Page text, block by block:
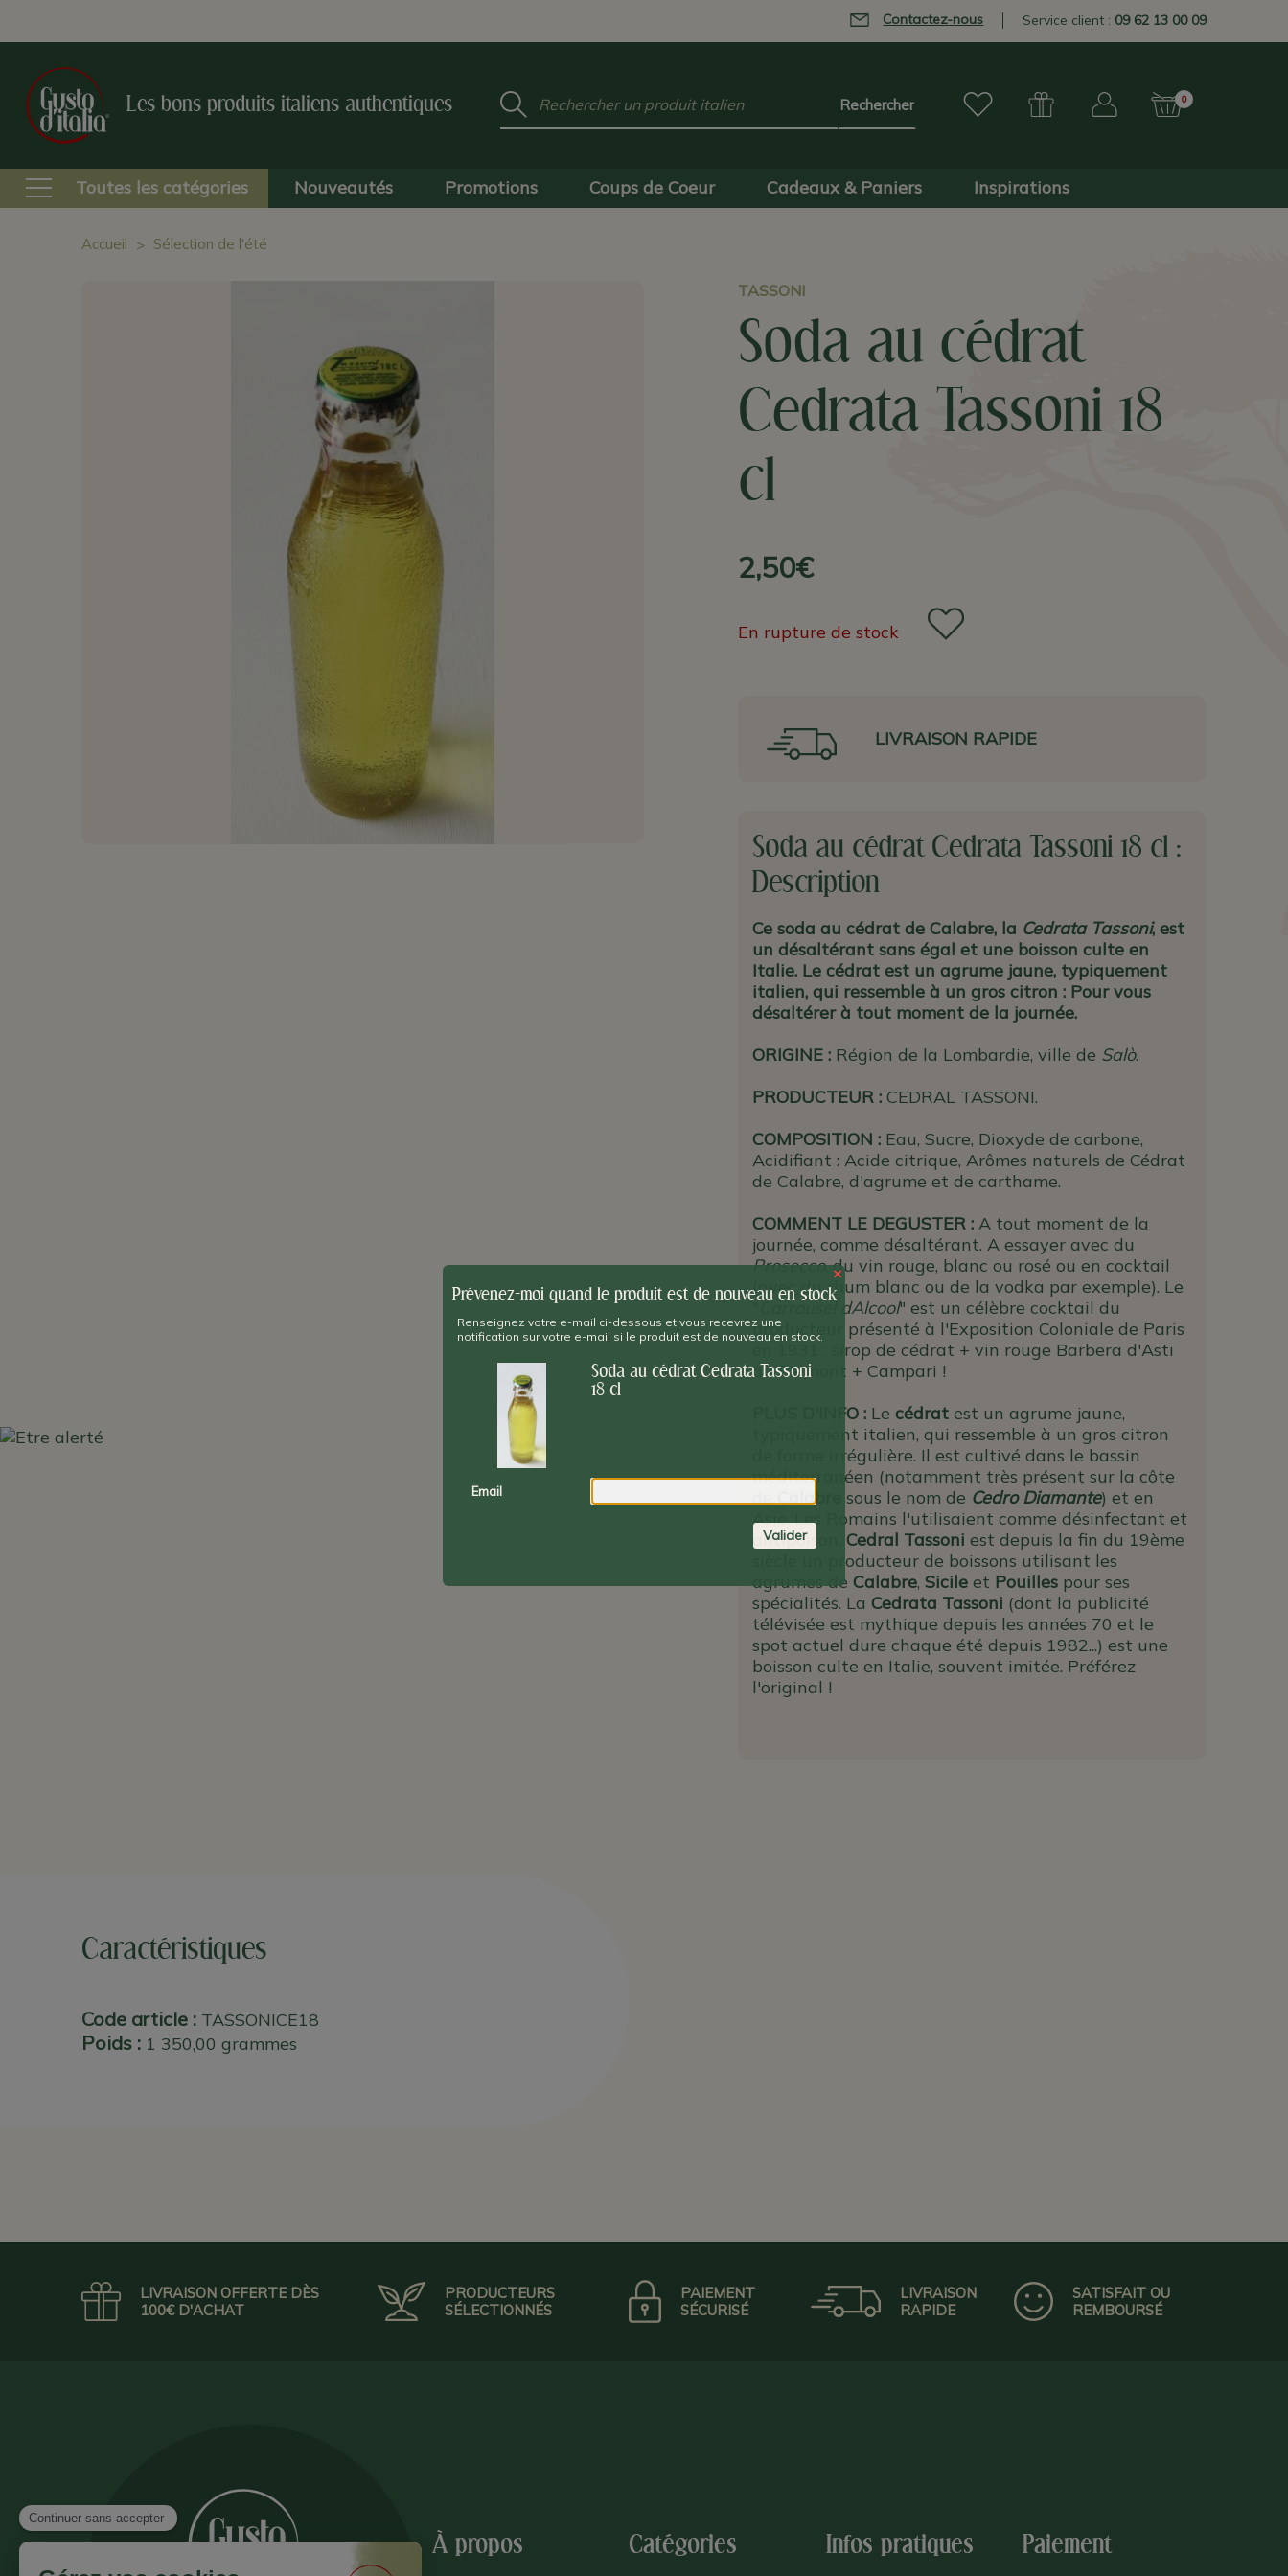
Contactez-nous Service client : 09 62 13 00 09
Les bons produits italiens authentiques 0
Mot
clé
Toutes les catégories Nouveautés Promotions Coups de Coeur Cadeaux & Paniers Inspirations
Accueil Sélection de l'été
TASSONI
Soda au cédrat
Cedrata Tassoni 18
cl
2,50€
En rupture de stock
LIVRAISON RAPIDE
Soda au cédrat Cedrata Tassoni 18 cl :
Description
Ce soda au cédrat de Calabre, la Cedrata Tassoni, est
un désaltérant sans égal et une boisson culte en
Italie. Le cédrat est un agrume jaune, typiquement
italien, qui ressemble à un gros citron : Pour vous
désaltérer à tout moment de la journée.
ORIGINE : Région de la Lombardie, ville de Salò.
PRODUCTEUR : CEDRAL TASSONI.
COMPOSITION : Eau, Sucre, Dioxyde de carbone,
Acidifiant : Acide citrique, Arômes naturels de Cédrat
de Calabre, d'agrume et de carthame.
COMMENT LE DEGUSTER : A tout moment de la
journée, comme désaltérant. A essayer avec du
Prosecco, du vin rouge, blanc ou rosé ou en cocktail
(avec du rhum blanc ou de la vodka par exemple). Le
"Carrousel dAlcool" est un célèbre cocktail du
producteur présenté à l'Exposition Coloniale de Paris
en 1931 : sirop de cédrat + vin rouge Barbera d'Asti
du Piémont + Campari !
PLUS D'INFO : Le cédrat est un agrume jaune,
typiquement italien, qui ressemble à un gros citron
de forme irrégulière. Il est cultivé dans le bassin
méditerranéen (notamment très présent sur la côte
deCalabre sous le nom de Cedro Diamante) et en
Asie. Les Romains l'utilisaient comme désinfectant et
antipoison. Cedral Tassoni est depuis la fin du 19ème
siècle un producteur de boissons utilisant les
agrumes de Calabre, Sicile et Pouillespour ses
spécialités. La Cedrata Tassoni (dont la publicité
télévisée est mythique depuis les années 70 et le
spot actuel dure chaque été depuis 1982...) est une
boisson culte en Italie, souvent imitée. Préférez
l'original !
Caractéristiques
Code article : TASSONICE18
Poids : 1 350,00 grammes
LIVRAISON OFFERTE DÈS
100€ D'ACHAT
PRODUCTEURS
SÉLECTIONNÉS
PAIEMENT
SÉCURISÉ
LIVRAISON
RAPIDE
SATISFAIT OU
REMBOURSÉ
À propos Catégories Infos pratiques Paiement
×
Prévenez-moi quand le produit est de nouveau en stock
Renseignez votre e-mail ci-dessous et vous recevrez une
notification sur votre e-mail si le produit est de nouveau en stock.
Soda au cédrat Cedrata Tassoni
18 cl
Email
Valider